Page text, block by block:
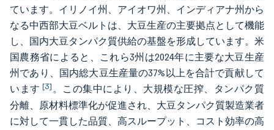
ています。イリノイ州、アイオワ州、インディアナ州から
なる中西部大豆ベルトは、大豆生産の主要拠点として機能
し、国内大豆タンパク質供給の基盤を形成しています。米
国農務省によると、これら3州は2024年に主要な大豆生産
州であり、国内総大豆生産量の37%以上を合計で貢献して
います[3]。この集中により、大規模な圧搾、タンパク質
分離、原材料標準化が促進され、大豆タンパク質製造業者
に対して一貫した品質、高スループット、コスト効率の高